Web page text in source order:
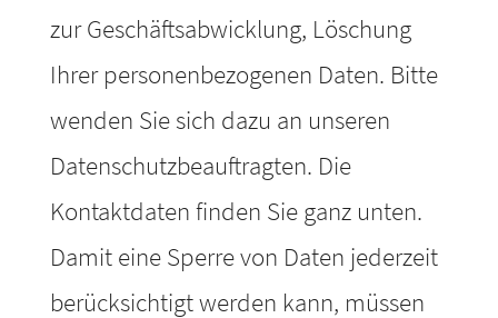
zur Geschäftsabwicklung, Löschung
Ihrer personenbezogenen Daten. Bitte
wenden Sie sich dazu an unseren
Datenschutzbeauftragten. Die
Kontaktdaten finden Sie ganz unten.
Damit eine Sperre von Daten jederzeit
berücksichtigt werden kann, müssen